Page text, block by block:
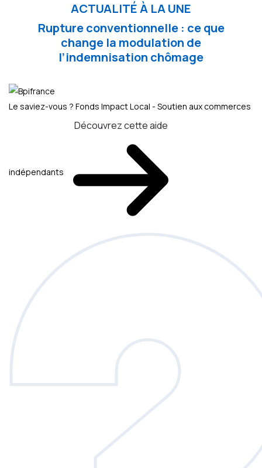
ACTUALITÉ À LA UNE
Rupture conventionnelle : ce que
change la modulation de
l’indemnisation chômage
Le saviez-vous ? Fonds Impact Local - Soutien aux commerces
indépendants
Découvrez cette aide